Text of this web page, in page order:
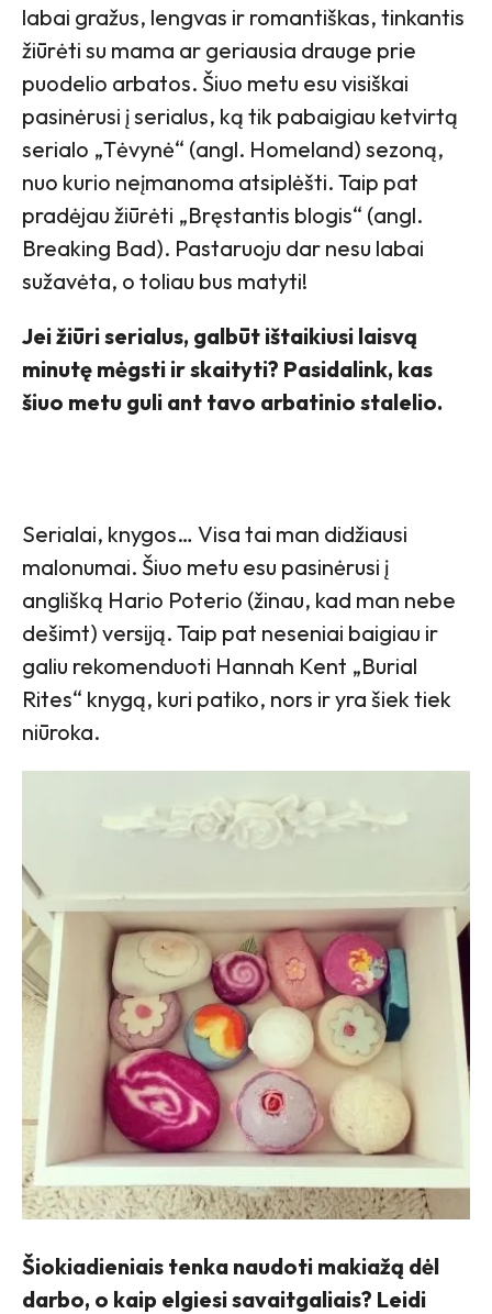
labai gražus, lengvas ir romantiškas, tinkantis
žiūrėti su mama ar geriausia drauge prie
puodelio arbatos. Šiuo metu esu visiškai
pasinėrusi į serialus, ką tik pabaigiau ketvirtą
serialo „Tėvynė“ (angl. Homeland) sezoną,
nuo kurio neįmanoma atsiplėšti. Taip pat
pradėjau žiūrėti „Bręstantis blogis“ (angl.
Breaking Bad). Pastaruoju dar nesu labai
sužavėta, o toliau bus matyti!
Jei žiūri serialus, galbūt ištaikiusi laisvą
minutę mėgsti ir skaityti? Pasidalink, kas
šiuo metu guli ant tavo arbatinio stalelio.
Serialai, knygos… Visa tai man didžiausi
malonumai. Šiuo metu esu pasinėrusi į
anglišką Hario Poterio (žinau, kad man nebe
dešimt) versiją. Taip pat neseniai baigiau ir
galiu rekomenduoti Hannah Kent „Burial
Rites“ knygą, kuri patiko, nors ir yra šiek tiek
niūroka.
Šiokiadieniais tenka naudoti makiažą dėl
darbo, o kaip elgiesi savaitgaliais? Leidi